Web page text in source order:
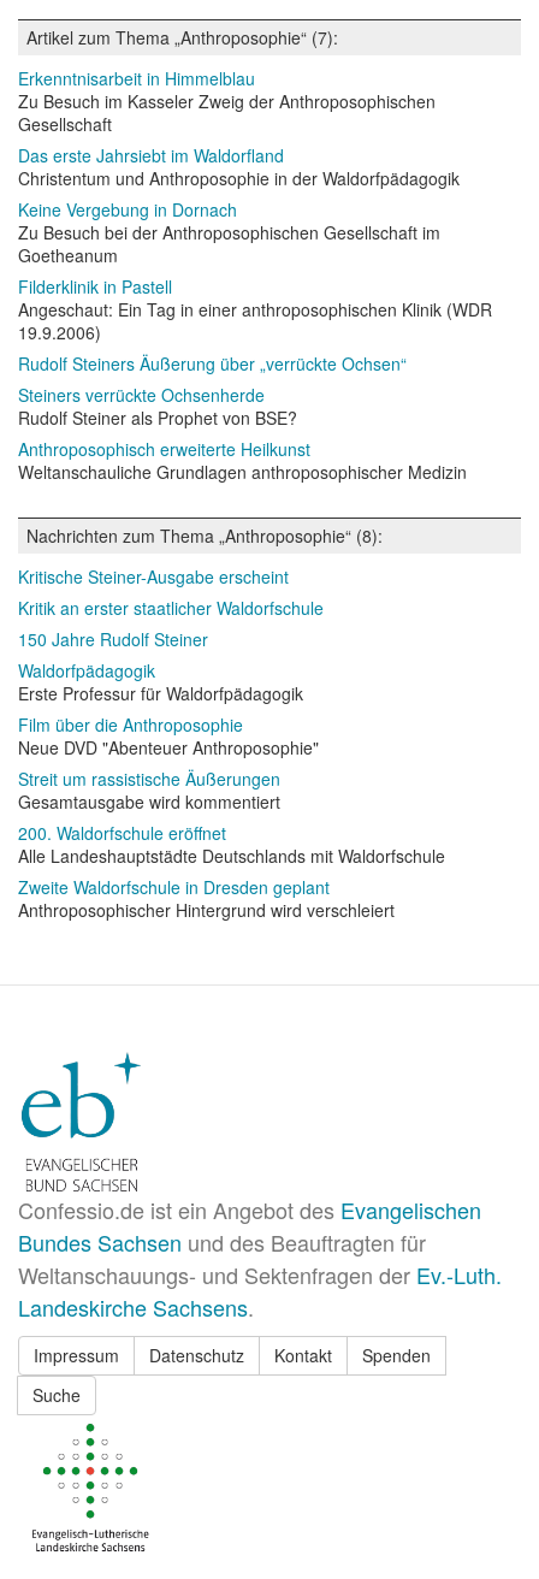
Artikel zum Thema „Anthroposophie“ (7):
Erkenntnisarbeit in Himmelblau
Zu Besuch im Kasseler Zweig der Anthroposophischen
Gesellschaft
Das erste Jahrsiebt im Waldorfland
Christentum und Anthroposophie in der Waldorfpädagogik
Keine Vergebung in Dornach
Zu Besuch bei der Anthroposophischen Gesellschaft im
Goetheanum
Filderklinik in Pastell
Angeschaut: Ein Tag in einer anthroposophischen Klinik (WDR
19.9.2006)
Rudolf Steiners Äußerung über „verrückte Ochsen“
Steiners verrückte Ochsenherde
Rudolf Steiner als Prophet von BSE?
Anthroposophisch erweiterte Heilkunst
Weltanschauliche Grundlagen anthroposophischer Medizin
Nachrichten zum Thema „Anthroposophie“ (8):
Kritische Steiner-Ausgabe erscheint
Kritik an erster staatlicher Waldorfschule
150 Jahre Rudolf Steiner
Waldorfpädagogik
Erste Professur für Waldorfpädagogik
Film über die Anthroposophie
Neue DVD "Abenteuer Anthroposophie"
Streit um rassistische Äußerungen
Gesamtausgabe wird kommentiert
200. Waldorfschule eröffnet
Alle Landeshauptstädte Deutschlands mit Waldorfschule
Zweite Waldorfschule in Dresden geplant
Anthroposophischer Hintergrund wird verschleiert
Confessio.de ist ein Angebot des Evangelischen
Bundes Sachsen und des Beauftragten für
Weltanschauungs- und Sektenfragen der Ev.-Luth.
Landeskirche Sachsens.
Impressum Datenschutz Kontakt
Spenden
Suche